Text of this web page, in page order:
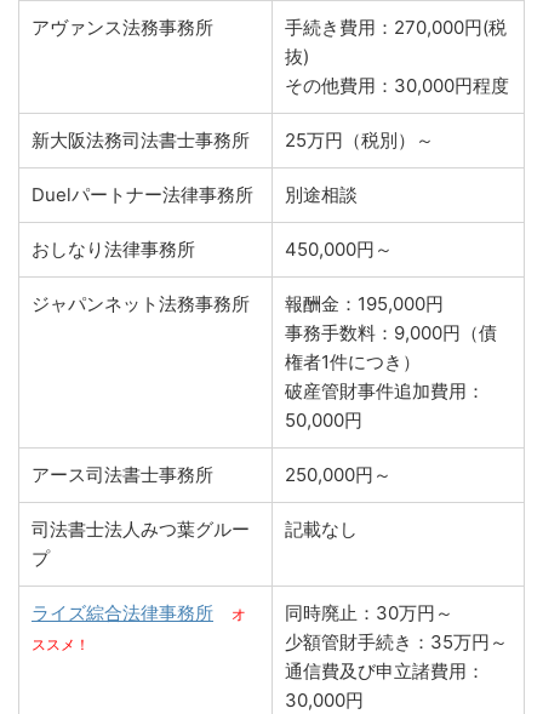
アヴァンス法務事務所
手続き費用：270,000円(税
抜)
その他費用：30,000円程度
新大阪法務司法書士事務所 25万円（税別）～
Duelパートナー法律事務所 別途相談
おしなり法律事務所 450,000円～
ジャパンネット法務事務所
報酬金：195,000円
事務手数料：9,000円（債
権者1件につき）
破産管財事件追加費用：
50,000円
アース司法書士事務所 250,000円～
司法書士法人みつ葉グルー
プ
記載なし
ライズ綜合法律事務所
オ
ススメ！
同時廃止：30万円～
少額管財手続き：35万円～
通信費及び申立諸費用：
30,000円